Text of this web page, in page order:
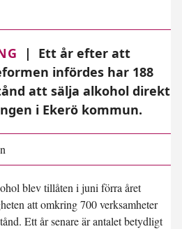
|
Ett år efter att
infördes har 188
att sälja alkohol direkt
i Ekerö kommun.
blev tillåten i juni förra året
att omkring 700 verksamheter
Ett år senare är antalet betydligt